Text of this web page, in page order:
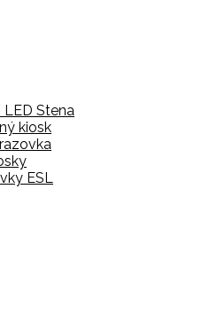
Stena
kiosk
ESL